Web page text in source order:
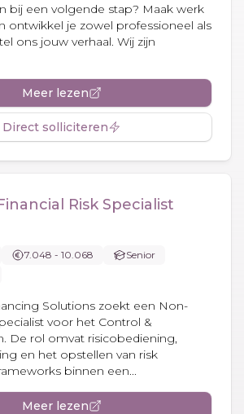
bij een volgende stap? Maak werk
ontwikkel je zowel professioneel als
ons jouw verhaal. Wij zijn
Meer lezen
Direct solliciteren
Risk Specialist
7.048 - 10.068
Senior
Solutions zoekt een Non-
voor het Control &
De rol omvat risicobediening,
en het opstellen van risk
binnen een...
Meer lezen